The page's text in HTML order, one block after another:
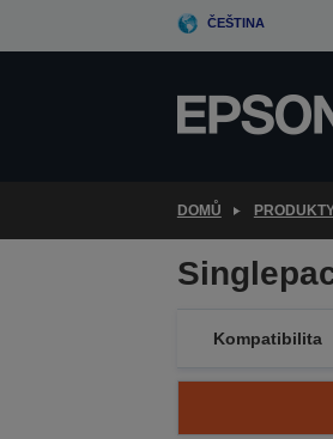
ČEŠTINA
DOMŮ
Kompatibilita